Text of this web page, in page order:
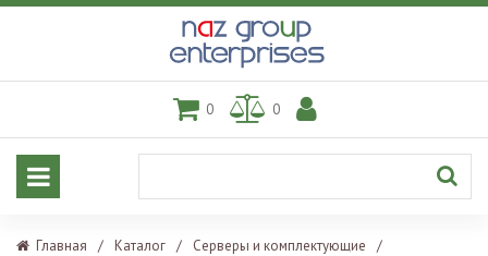
0 0
Главная / Каталог / Серверы и комплектующие
/